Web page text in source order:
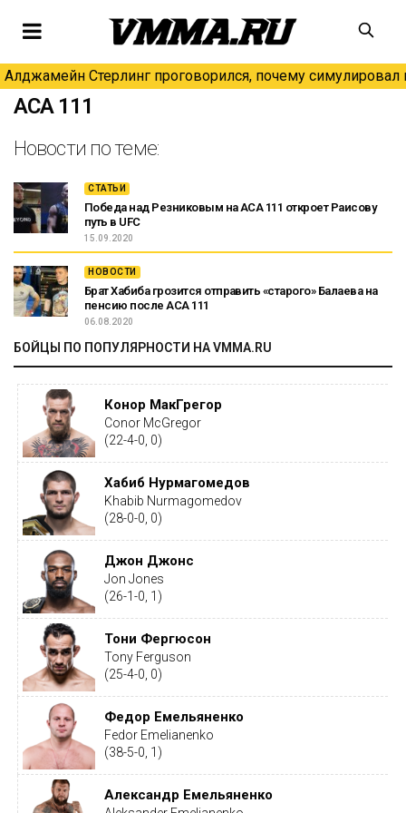
Алджамейн Стерлинг проговорился, почему симулировал
АСА 111
Новости по теме:
СТАТЬИ
Победа над Резниковым на ACA 111 откроет Раисову
путь в UFC
15.09.2020
НОВОСТИ
Брат Хабиба грозится отправить «старого» Балаева на
пенсию после АСА 111
06.08.2020
БОЙЦЫ ПО ПОПУЛЯРНОСТИ НА VMMA.RU
Конор МакГрегор
Conor McGregor
(22-4-0, 0)
Хабиб Нурмагомедов
Khabib Nurmagomedov
(28-0-0, 0)
Джон Джонс
Jon Jones
(26-1-0, 1)
Тони Фергюсон
Tony Ferguson
(25-4-0, 0)
Федор Емельяненко
Fedor Emelianenko
(38-5-0, 1)
Александр Емельяненко